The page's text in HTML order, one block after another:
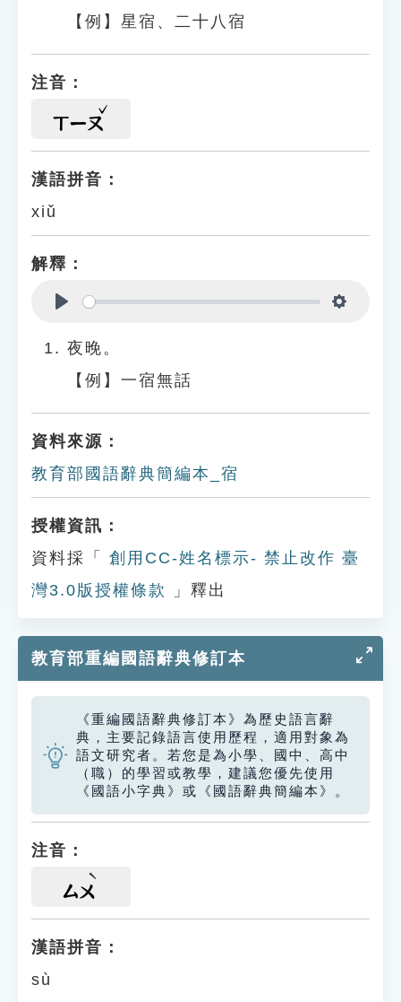
【例】星宿、二十八宿
注音：
ㄒㄧㄡ
漢語拼音：
xiǔ
解釋：
夜晚。
【例】一宿無話
資料來源：
教育部國語辭典簡編本_宿
授權資訊：
資料採「
創用CC-姓名標示- 禁止改作 臺
灣3.0版授權條款
」釋出
教育部重編國語辭典修訂本
《重編國語辭典修訂本》為歷史語言辭
典，主要記錄語言使用歷程，適用對象為
語文研究者。若您是為小學、國中、高中
（職）的學習或教學，建議您優先使用
《國語小字典》或《國語辭典簡編本》。
注音：
ㄙㄨ
漢語拼音：
sù